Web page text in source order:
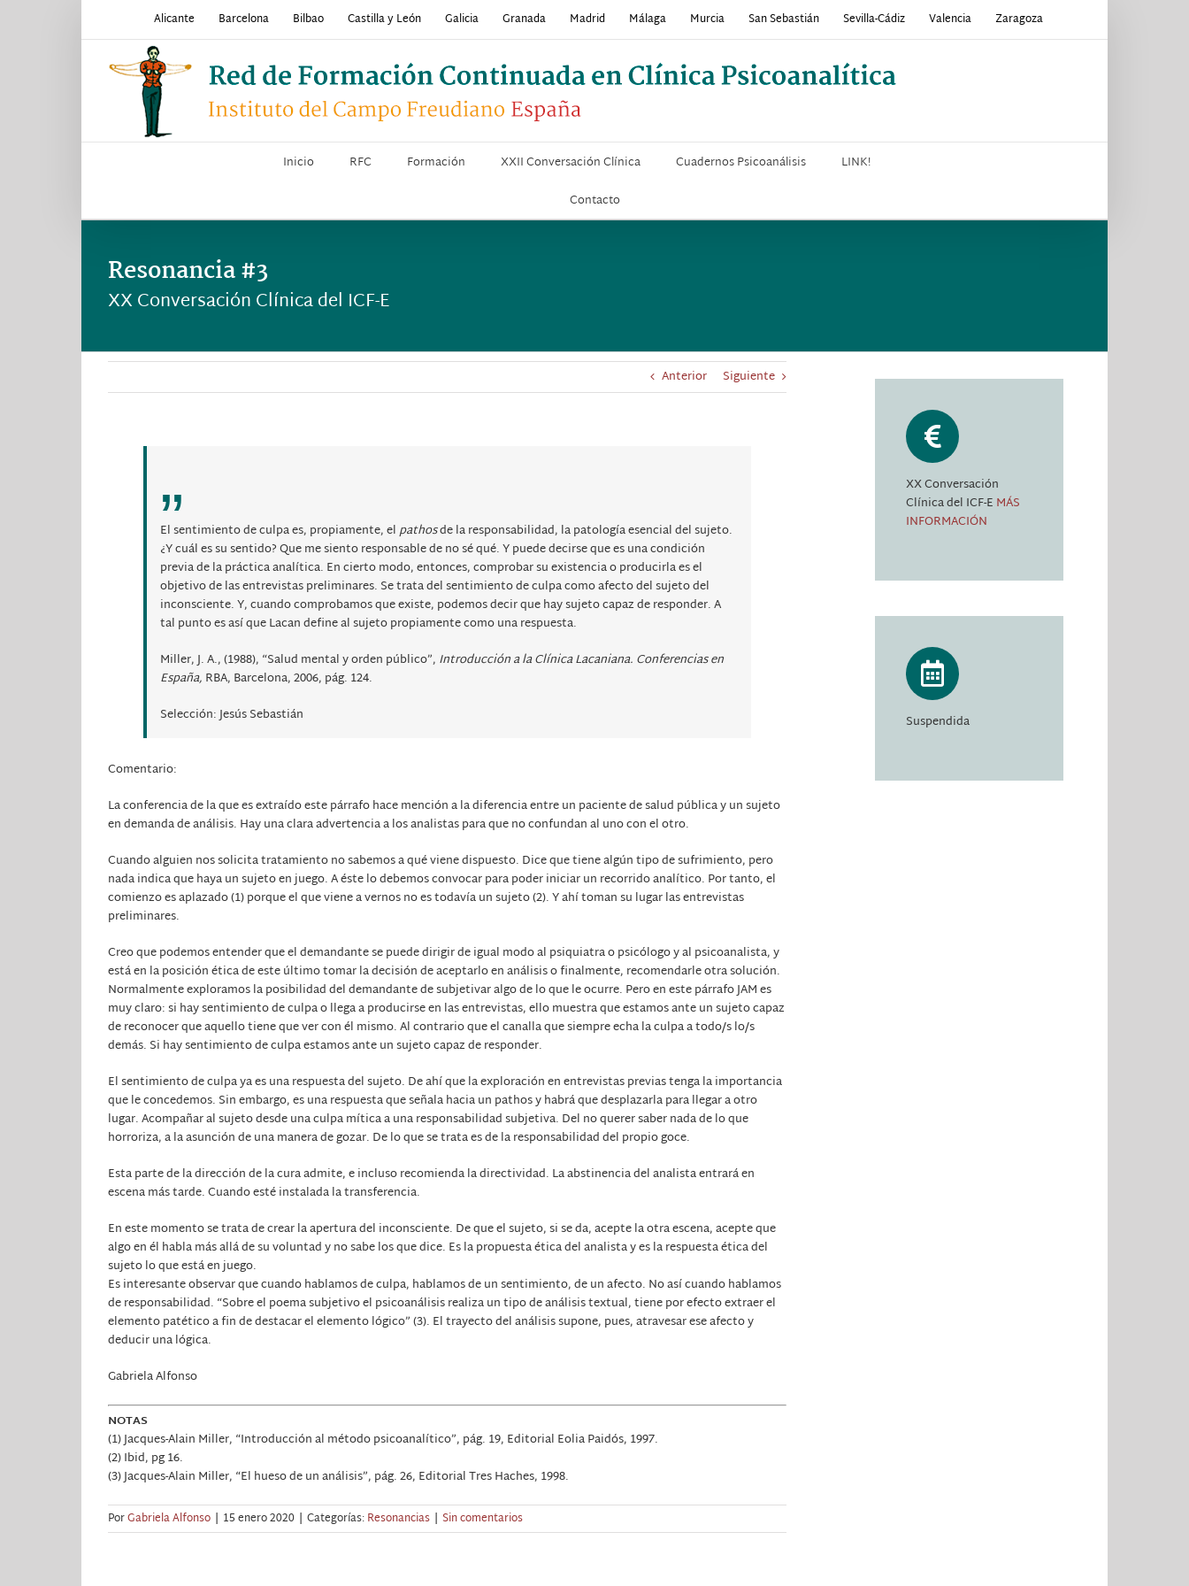
Alicante Barcelona Bilbao Castilla y León Galicia Granada Madrid Málaga Murcia San Sebastián Sevilla-Cádiz Valencia Zaragoza
Inicio RFC Formación XXII Conversación Clínica Cuadernos Psicoanálisis
LINK!
Contacto
Resonancia #3
XX Conversación Clínica del ICF-E
Anterior Siguiente
El sentimiento de culpa es, propiamente, elpathosde la responsabilidad, la patología esencial del sujeto.
¿Y cuál es su sentido? Que me siento responsable de no sé qué. Y puede decirse que es una condición
previa de la práctica analítica. En cierto modo, entonces, comprobar su existencia o producirla es el
objetivo de las entrevistas preliminares. Se trata del sentimiento de culpa como afecto del sujeto del
inconsciente. Y, cuando comprobamos que existe, podemos decir que hay sujeto capaz de responder. A
tal punto es así que Lacan define al sujeto propiamente como una respuesta.
Miller, J. A., (1988), “Salud mental y orden público”, Introducción a la Clínica Lacaniana. Conferencias en
España, RBA, Barcelona, 2006, pág. 124.
Selección: Jesús Sebastián
Comentario:
La conferencia de la que es extraído este párrafo hace mención a la diferencia entre un paciente de salud pública y un sujeto
en demanda de análisis. Hay una clara advertencia a los analistas para que no confundan al uno con el otro.
Cuando alguien nos solicita tratamiento no sabemos a qué viene dispuesto. Dice que tiene algún tipo de sufrimiento, pero
nada indica que haya un sujeto en juego. A éste lo debemos convocar para poder iniciar un recorrido analítico. Por tanto, el
comienzo es aplazado (1) porque el que viene a vernos no es todavía un sujeto (2). Y ahí toman su lugar las entrevistas
preliminares.
Creo que podemos entender que el demandante se puede dirigir de igual modo al psiquiatra o psicólogo y al psicoanalista, y
está en la posición ética de este último tomar la decisión de aceptarlo en análisis o finalmente, recomendarle otra solución.
Normalmente exploramos la posibilidad del demandante de subjetivar algo de lo que le ocurre. Pero en este párrafo JAM es
muy claro: si hay sentimiento de culpa o llega a producirse en las entrevistas, ello muestra que estamos ante un sujeto capaz
de reconocer que aquello tiene que ver con él mismo. Al contrario que el canalla que siempre echa la culpa a todo/s lo/s
demás. Si hay sentimiento de culpa estamos ante un sujeto capaz de responder.
El sentimiento de culpa ya es una respuesta del sujeto. De ahí que la exploración en entrevistas previas tenga la importancia
que le concedemos. Sin embargo, es una respuesta que señala hacia un pathos y habrá que desplazarla para llegar a otro
lugar. Acompañar al sujeto desde una culpa mítica a una responsabilidad subjetiva. Del no querer saber nada de lo que
horroriza, a la asunción de una manera de gozar. De lo que se trata es de la responsabilidad del propio goce.
Esta parte de la dirección de la cura admite, e incluso recomienda la directividad. La abstinencia del analista entrará en
escena más tarde. Cuando esté instalada la transferencia.
En este momento se trata de crear la apertura del inconsciente. De que el sujeto, si se da, acepte la otra escena, acepte que
algo en él habla más allá de su voluntad y no sabe los que dice. Es la propuesta ética del analista y es la respuesta ética del
sujeto lo que está en juego.
Es interesante observar que cuando hablamos de culpa, hablamos de un sentimiento, de un afecto. No así cuando hablamos
de responsabilidad. “Sobre el poema subjetivo el psicoanálisis realiza un tipo de análisis textual, tiene por efecto extraer el
elemento patético a fin de destacar el elemento lógico” (3). El trayecto del análisis supone, pues, atravesar ese afecto y
deducir una lógica.
Gabriela Alfonso
NOTAS
(1) Jacques-Alain Miller, “Introducción al método psicoanalítico”, pág. 19, Editorial Eolia Paidós, 1997.
(2) Ibid, pg 16.
(3) Jacques-Alain Miller, “El hueso de un análisis”, pág. 26, Editorial Tres Haches, 1998.
PorGabriela Alfonso | 15 enero 2020 | Categorías:Resonancias | Sin comentarios
XX Conversación
Clínica del ICF-E MÁS
INFORMACIÓN
Suspendida